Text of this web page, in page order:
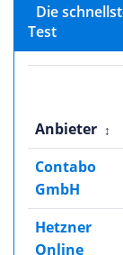
Die
Test
Anbieter ↕
Contabo
GmbH
Hetzner
Online